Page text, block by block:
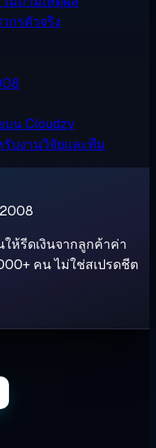
กรตัวจริง
บน Cloudzy
รับงานวิจัยและทีม
ห้รีดเงินจากลูกค้าค่า
คน ไม่ใช่สเปรดชีต